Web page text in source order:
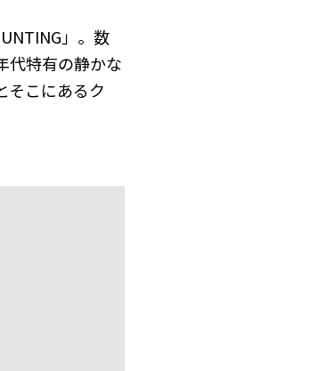
」。数
代特有の静かな
そこにあるク